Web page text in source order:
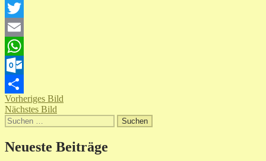
Facebook
Twitter
Email
WhatsApp
Outlook.com
Teilen
Vorheriges Bild
Nächstes Bild
Suchen
nach:
Neueste Beiträge